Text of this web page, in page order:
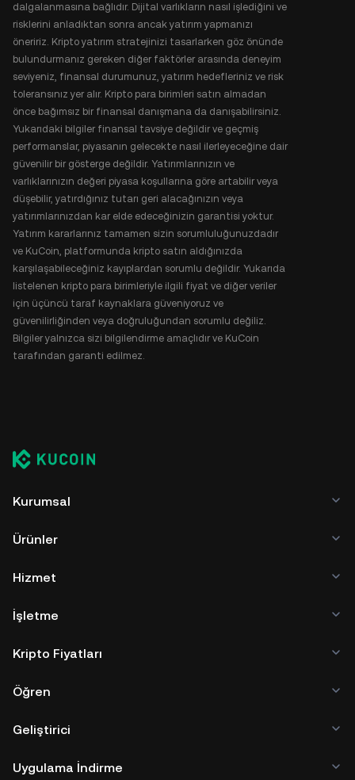
dalgalanmasına bağlıdır. Dijital varlıkların nasıl işlediğini ve
risklerini anladıktan sonra ancak yatırım yapmanızı
öneririz. Kripto yatırım stratejinizi tasarlarken göz önünde
bulundurmanız gereken diğer faktörler arasında deneyim
seviyeniz, finansal durumunuz, yatırım hedefleriniz ve risk
toleransınız yer alır. Kripto para birimleri satın almadan
önce bağımsız bir finansal danışmana da danışabilirsiniz.
Yukarıdaki bilgiler finansal tavsiye değildir ve geçmiş
performanslar, piyasanın gelecekte nasıl ilerleyeceğine dair
güvenilir bir gösterge değildir. Yatırımlarınızın ve
varlıklarınızın değeri piyasa koşullarına göre artabilir veya
düşebilir, yatırdığınız tutarı geri alacağınızın veya
yatırımlarınızdan kar elde edeceğinizin garantisi yoktur.
Yatırım kararlarınız tamamen sizin sorumluluğunuzdadır
ve KuCoin, platformunda kripto satın aldığınızda
karşılaşabileceğiniz kayıplardan sorumlu değildir. Yukarıda
listelenen kripto para birimleriyle ilgili fiyat ve diğer veriler
için üçüncü taraf kaynaklara güveniyoruz ve
güvenilirliğinden veya doğruluğundan sorumlu değiliz.
Bilgiler yalnızca sizi bilgilendirme amaçlıdır ve KuCoin
tarafından garanti edilmez.
Kurumsal
Ürünler
Hizmet
İşletme
Kripto Fiyatları
Öğren
Geliştirici
Uygulama İndirme